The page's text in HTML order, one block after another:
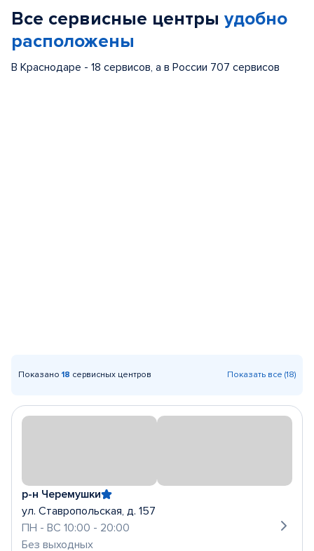
Все сервисные центры удобно
расположены
В Краснодаре - 18 сервисов, а в России 707 сервисов
Показано 18 сервисных центров Показать все (18)
р-н Черемушки
ул. Ставропольская, д. 157
ПН - ВС 10:00 - 20:00
Без выходных